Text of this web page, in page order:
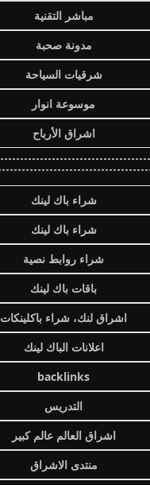
مباشر التقنية
مدونة صحبة
شرقيات السياحة
موسوعة انوار
اشراق الأرباح
شراء باك لينك
شراء باك لينك
شراء روابط نصية
باقات باك لينك
اشراق لنك، شراء باكلينكات
اعلانات الباك لينك
backlinks
التدريس
اشراق العالم عالم كبير
منتدى الاشراق